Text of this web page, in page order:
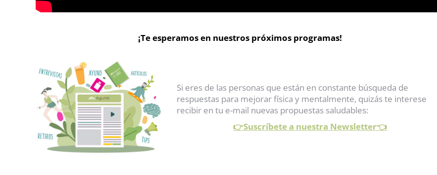
¡Te esperamos en nuestros próximos programas!
Si eres de las personas que están en constante búsqueda de
respuestas para mejorar física y mentalmente, quizás te interese
recibir en tu e-mail nuevas propuestas saludables:
👉Suscríbete a nuestra Newsletter👈